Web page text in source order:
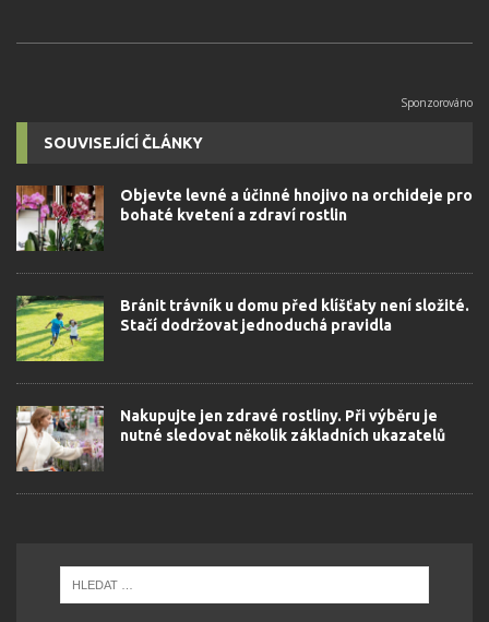
SOUVISEJÍCÍ ČLÁNKY
Objevte levné a účinné hnojivo na orchideje pro
bohaté kvetení a zdraví rostlin
Bránit trávník u domu před klíšťaty není složité.
Stačí dodržovat jednoduchá pravidla
Nakupujte jen zdravé rostliny. Při výběru je
nutné sledovat několik základních ukazatelů